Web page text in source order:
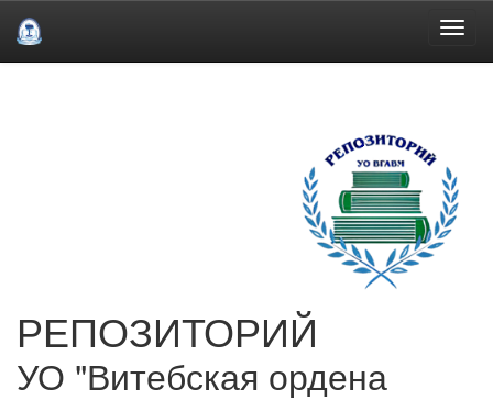
РЕПОЗИТОРИЙ
УО "Витебская ордена